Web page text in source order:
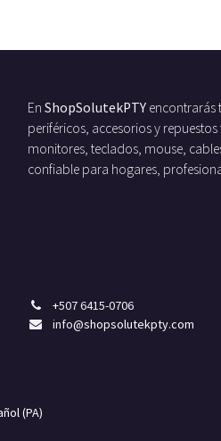
En ShopSolutekPTY encontrarás
periféricos, accesorios y
monitores, teclados, mouse,
confiable para hogares,
+507 6415-0706
info@shopsolutekpty.com
(PA)